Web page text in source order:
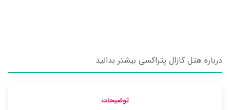
درباره هتل کازال پتراکسی بیشتر بدانید
توضیحات